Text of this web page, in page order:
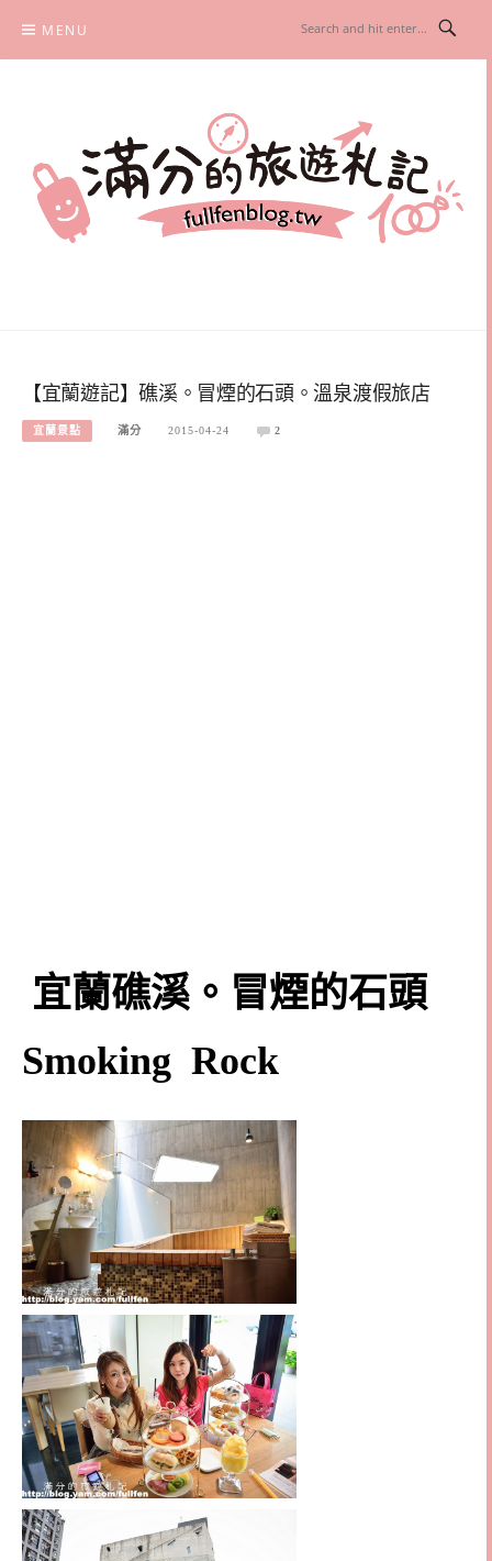
content
MENU
【宜蘭遊記】礁溪。冒煙的石頭。溫泉渡假旅店
宜蘭景點 滿分 2015-04-24 2
宜蘭礁溪。冒煙的石頭
Smoking Rock